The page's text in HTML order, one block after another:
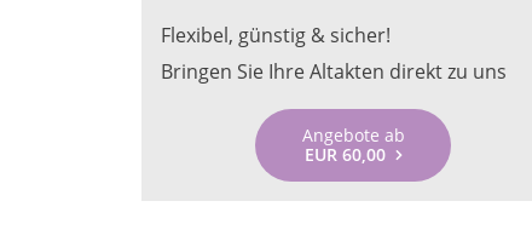
Flexibel, günstig & sicher!
Bringen Sie Ihre Altakten direkt zu uns
Angebote ab
EUR 60,00